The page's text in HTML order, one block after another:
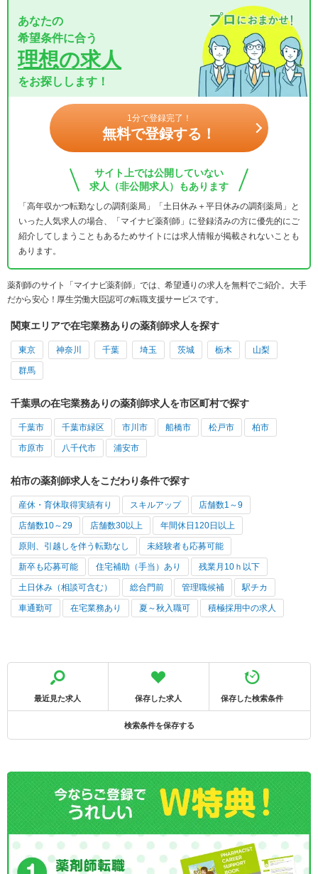
あなたの
希望条件に合う
理想の求人
をお探しします！
1分で登録完了！
無料で登録する！
サイト上では公開していない
求人（非公開求人）もあります
「高年収かつ転勤なしの調剤薬局」「土日休み＋平日休みの調剤薬局」と
いった人気求人の場合、「マイナビ薬剤師」に登録済みの方に優先的にご
紹介してしまうこともあるためサイトには求人情報が掲載されないことも
あります。
薬剤師のサイト「マイナビ薬剤師」では、希望通りの求人を無料でご紹介。大手
だから安心！厚生労働大臣認可の転職支援サービスです。
関東エリアで在宅業務ありの薬剤師求人を探す
東京 神奈川 千葉 埼玉 茨城 栃木 山梨
群馬
千葉県の在宅業務ありの薬剤師求人を市区町村で探す
千葉市 千葉市緑区 市川市 船橋市 松戸市 柏市
市原市 八千代市 浦安市
柏市の薬剤師求人をこだわり条件で探す
産休・育休取得実績有り スキルアップ 店舗数1～9
店舗数10～29 店舗数30以上 年間休日120日以上
原則、引越しを伴う転勤なし 未経験者も応募可能
新卒も応募可能 住宅補助（手当）あり 残業月10ｈ以下
土日休み（相談可含む） 総合門前 管理職候補 駅チカ
車通勤可 在宅業務あり 夏～秋入職可 積極採用中の求人
最近見た求人 保存した求人 保存した検索条件
検索条件を保存する